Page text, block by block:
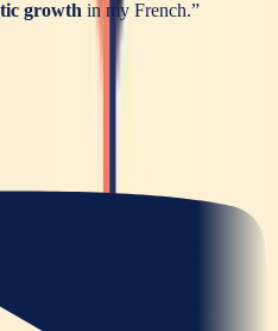
growth in my French.”